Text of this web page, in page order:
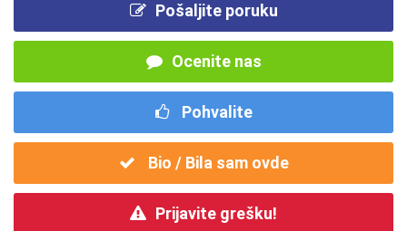
Pošaljite poruku
Ocenite nas
Pohvalite
Bio / Bila sam ovde
Prijavite grešku!